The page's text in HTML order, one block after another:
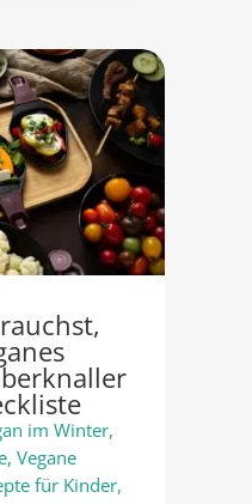
im Winter,
, Vegane
für Kinder,